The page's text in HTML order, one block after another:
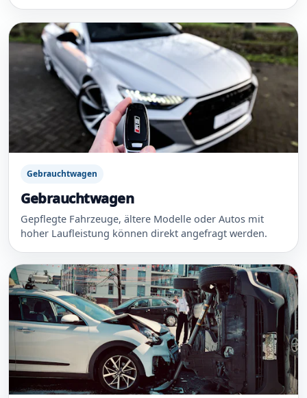
Gebrauchtwagen
Gebrauchtwagen
Gepflegte Fahrzeuge, ältere Modelle oder Autos mit
hoher Laufleistung können direkt angefragt werden.